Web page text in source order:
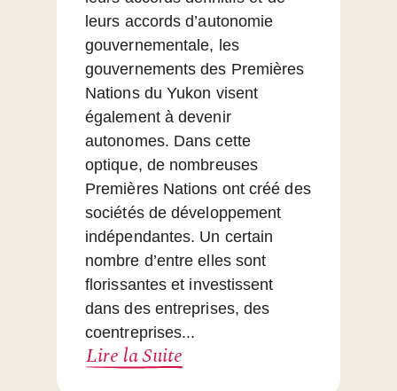
leurs accords d’autonomie
gouvernementale, les
gouvernements des Premières
Nations du Yukon visent
également à devenir
autonomes. Dans cette
optique, de nombreuses
Premières Nations ont créé des
sociétés de développement
indépendantes. Un certain
nombre d’entre elles sont
florissantes et investissent
dans des entreprises, des
coentreprises...
Lire la Suite